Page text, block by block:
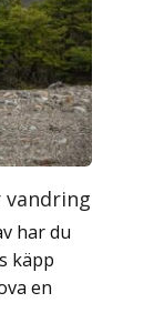
har du
käpp
en